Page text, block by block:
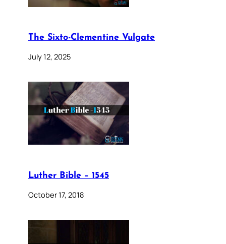
The Sixto-Clementine Vulgate
July 12, 2025
Luther Bible – 1545
October 17, 2018